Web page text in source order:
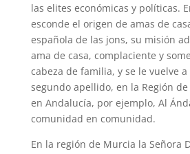
las elites económicas y políticas.
esconde el origen de amas de
española de las jons, su misión
ama de casa, complaciente y
cabeza de familia, y se le vuelve
segundo apellido, en la Región de
en Andalucía, por ejemplo, Al
comunidad en comunidad.
En la región de Murcia la Señora